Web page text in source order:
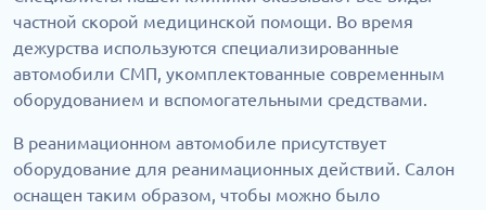
частной скорой медицинской помощи. Во время
дежурства используются специализированные
автомобили СМП, укомплектованные современным
оборудованием и вспомогательными средствами.
В реанимационном автомобиле присутствует
оборудование для реанимационных действий. Салон
оснащен таким образом, чтобы можно было